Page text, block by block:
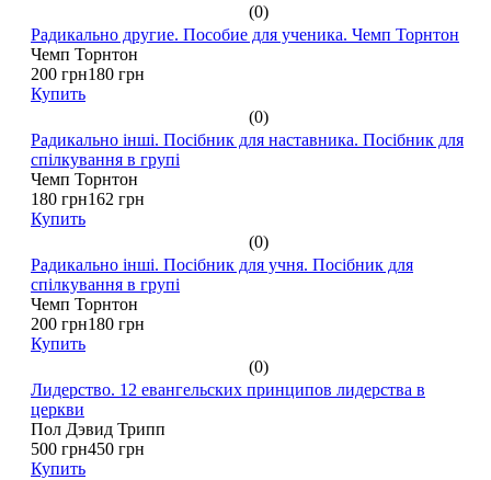
(0)
Радикально другие. Пособие для ученика. Чемп Торнтон
Чемп Торнтон
200 грн180 грн
Купить
(0)
Радикально інші. Посібник для наставника. Посібник для
спілкування в групі
Чемп Торнтон
180 грн162 грн
Купить
(0)
Радикально інші. Посібник для учня. Посібник для
спілкування в групі
Чемп Торнтон
200 грн180 грн
Купить
(0)
Лидерство. 12 евангельских принципов лидерства в
церкви
Пол Дэвид Трипп
500 грн450 грн
Купить